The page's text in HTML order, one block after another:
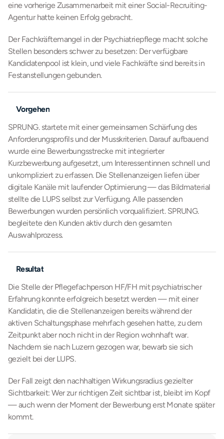
eine vorherige Zusammenarbeit mit einer Social-Recruiting-
Agentur hatte keinen Erfolg gebracht.
Der Fachkräftemangel in der Psychiatriepflege macht solche
Stellen besonders schwer zu besetzen: Der verfügbare
Kandidatenpool ist klein, und viele Fachkräfte sind bereits in
Festanstellungen gebunden.
Vorgehen
SPRUNG. startete mit einer gemeinsamen Schärfung des
Anforderungsprofils und der Musskriterien. Darauf aufbauend
wurde eine Bewerbungsstrecke mit integrierter
Kurzbewerbung aufgesetzt, um Interessentinnen schnell und
unkompliziert zu erfassen. Die Stellenanzeigen liefen über
digitale Kanäle mit laufender Optimierung — das Bildmaterial
stellte die LUPS selbst zur Verfügung. Alle passenden
Bewerbungen wurden persönlich vorqualifiziert. SPRUNG.
begleitete den Kunden aktiv durch den gesamten
Auswahlprozess.
Resultat
Die Stelle der Pflegefachperson HF/FH mit psychiatrischer
Erfahrung konnte erfolgreich besetzt werden — mit einer
Kandidatin, die die Stellenanzeigen bereits während der
aktiven Schaltungsphase mehrfach gesehen hatte, zu dem
Zeitpunkt aber noch nicht in der Region wohnhaft war.
Nachdem sie nach Luzern gezogen war, bewarb sie sich
gezielt bei der LUPS.
Der Fall zeigt den nachhaltigen Wirkungsradius gezielter
Sichtbarkeit: Wer zur richtigen Zeit sichtbar ist, bleibt im Kopf
— auch wenn der Moment der Bewerbung erst Monate später
kommt.